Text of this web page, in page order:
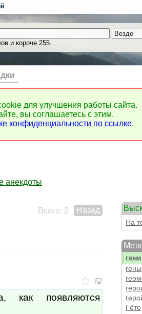
и короче 255.
для улучшения работы сайта.
вы соглашаетесь с этим.
конфиденциальности по ссылке.
анекдоты
На
выход
гены
Гёте
Назад
Всего: 2
как появляются